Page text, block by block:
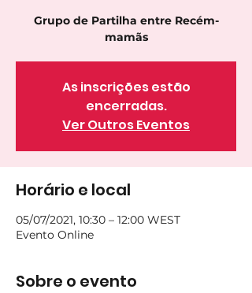
Grupo de Partilha entre Recém-
mamãs
As inscrições estão
encerradas.
Ver Outros Eventos
Horário e local
05/07/2021, 10:30 – 12:00 WEST
Evento Online
Sobre o evento